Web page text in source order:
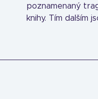
poznamenaný
knihy. Tím dalším